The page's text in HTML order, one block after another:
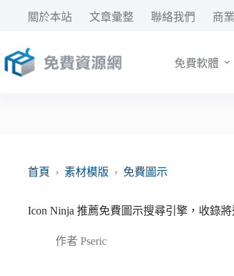
要
內
關於本站 文章彙整 聯絡我們 商
免費軟體
首頁 › 素材模版 › 免費圖示
Icon Ninja 推薦免費圖示搜尋引擎，收錄
作者 Pseric